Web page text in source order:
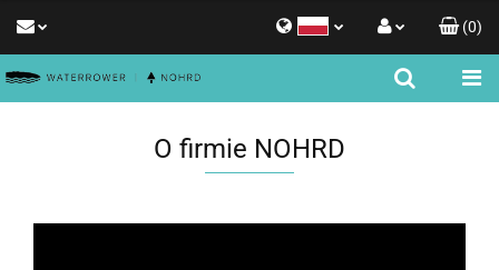
Zaloguj się
Dodaj zgłoszenie
(0)
O firmie NOHRD